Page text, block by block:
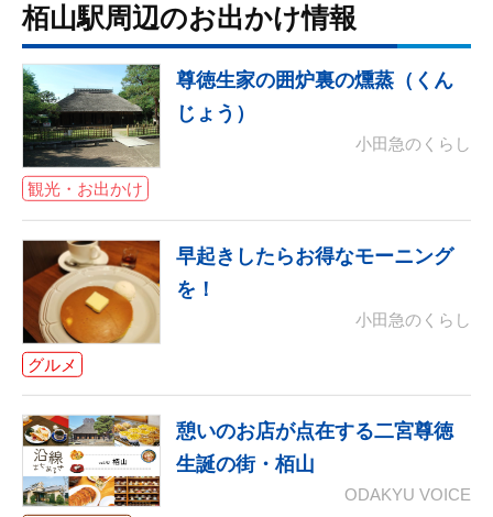
栢山駅周辺のお出かけ情報
観光・お出かけ
尊徳生家の囲炉裏の燻蒸（くん
じょう）
小田急のくらし
グルメ
早起きしたらお得なモーニング
を！
小田急のくらし
憩いのお店が点在する二宮尊徳
生誕の街・栢山
ODAKYU VOICE